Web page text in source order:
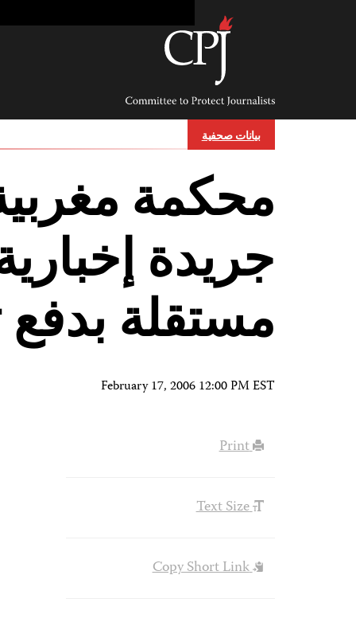
Committee
Protect
Journalists
بيانات صحفية
محكمة
جريدة
مستقلة
February 17, 2006 12:00 PM EST
Print
Text Size
Copy Short Link